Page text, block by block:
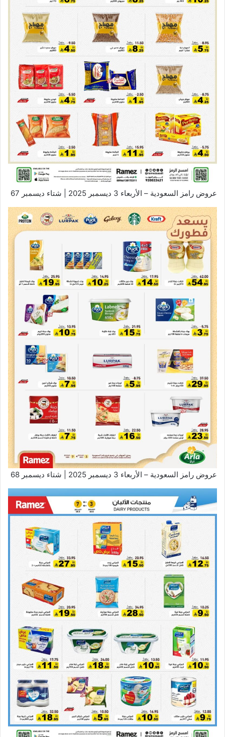
عروض رامز السعودية – الأربعاء 3 ديسمبر 2025 | شتاء ديسمبر 67
عروض رامز السعودية – الأربعاء 3 ديسمبر 2025 | شتاء ديسمبر 68